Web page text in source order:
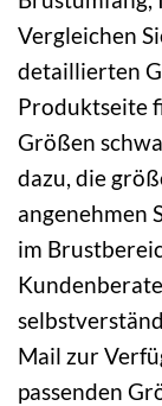
Vergleichen
detaillierten
Produktseite
Größen
dazu, die
angenehmen
im
Mail zur
passenden